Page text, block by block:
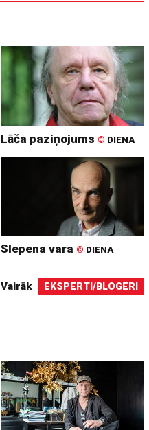
Lāča paziņojums © DIENA
Slepena vara © DIENA
Vairāk EKSPERTI/BLOGERI